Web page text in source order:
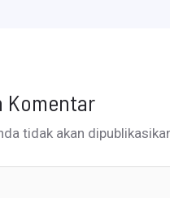
Komentar
tidak akan